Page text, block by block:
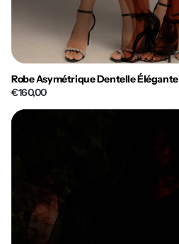
Robe Asymétrique Dentelle Élégante
€160,00